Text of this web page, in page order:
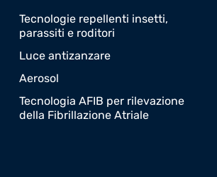
Tecnologie repellenti insetti,
parassiti e roditori
Luce antizanzare
Aerosol
Tecnologia AFIB per rilevazione
della Fibrillazione Atriale